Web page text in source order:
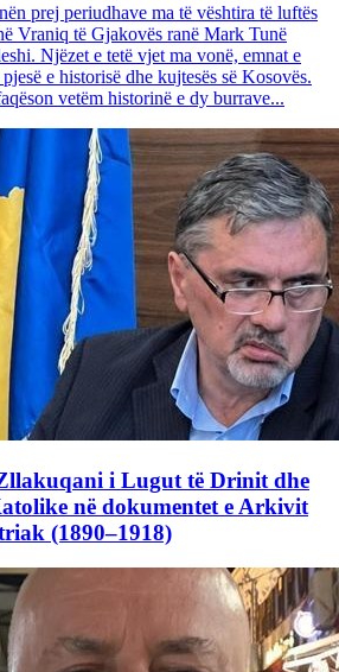
prej periudhave ma të vështira të luftës
Vraniq të Gjakovës ranë Mark Tunë
Njëzet e tetë vjet ma vonë, emnat e
e historisë dhe kujtesës së Kosovës.
vetëm historinë e dy burrave...
i Lugut të Drinit dhe
në dokumentet e Arkivit
(1890–1918)